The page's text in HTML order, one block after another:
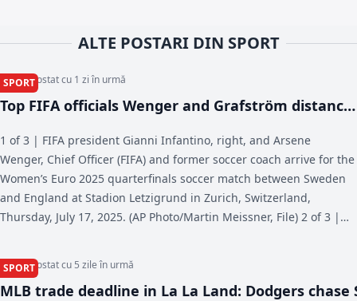
ALTE POSTARI DIN SPORT
SPORT
Articol postat cu 1 zi în urmă
Top FIFA officials Wenger and Grafström distance
plan - AP News
1 of 3 | FIFA president Gianni Infantino, right, and Arsene
Wenger, Chief Officer (FIFA) and former soccer coach arrive for the
Women’s Euro 2025 quarterfinals soccer match between Sweden
and England at Stadion Letzigrund in Zurich, Switzerland,
Thursday, July 17, 2025. (AP Photo/Martin Meissner, File) 2 of 3 |
Mattias Grafström during FIFA’s 75th Congress at the Conmebol
Convention Center in Luque, Paraguay, Thursday, May 15, 2025.
SPORT
Articol postat cu 5 zile în urmă
MLB trade deadline in La La Land: Dodgers chase